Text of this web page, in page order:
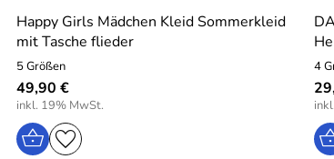
Happy Girls Mädchen Kleid Sommerkleid
mit Tasche flieder
5 Größen
49,90 €
inkl. 19% MwSt.
4